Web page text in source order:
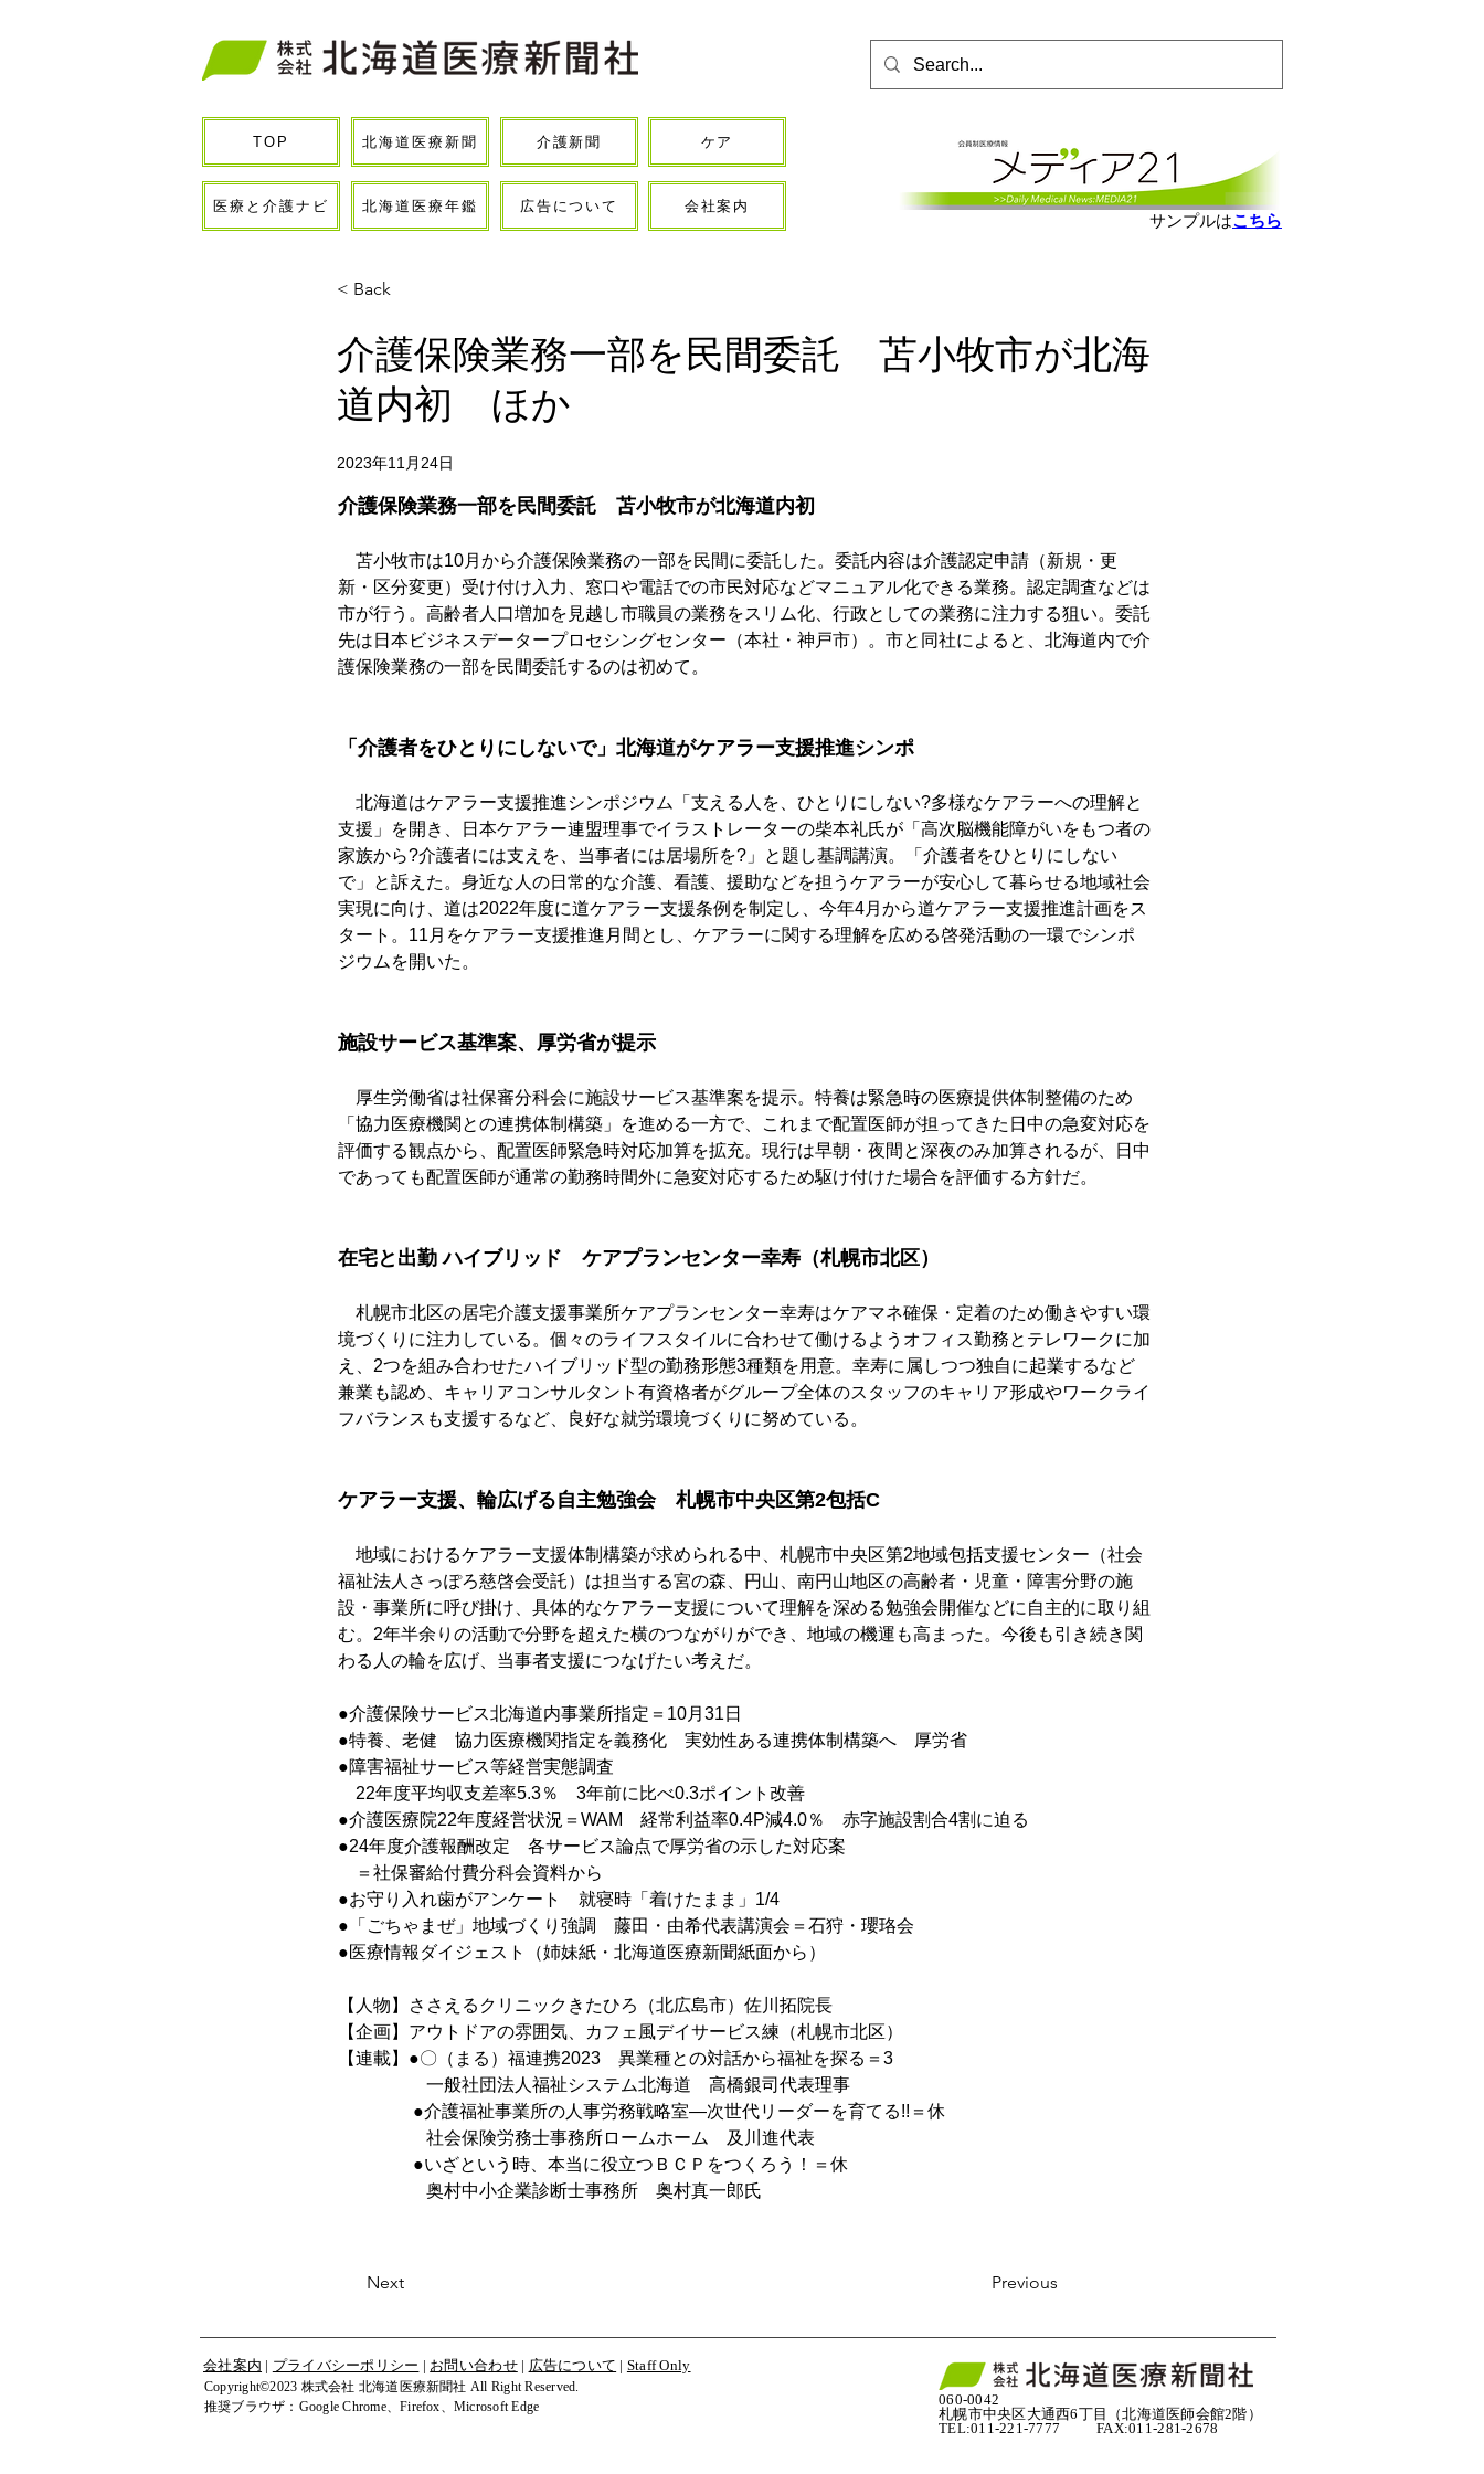
TOP 北海道医療新聞 介護新聞 ケア
医療と介護ナビ 北海道医療年鑑 広告について 会社案内
サンプルはこちら
< Back
介護保険業務一部を民間委託 苫小牧市が北海
道内初 ほか
2023年11月24日
介護保険業務一部を民間委託　苫小牧市が北海道内初
苫小牧市は10月から介護保険業務の一部を民間に委託した。委託内容は介護認定申請（新規・更
新・区分変更）受け付け入力、窓口や電話での市民対応などマニュアル化できる業務。認定調査などは
市が行う。高齢者人口増加を見越し市職員の業務をスリム化、行政としての業務に注力する狙い。委託
先は日本ビジネスデータープロセシングセンター（本社・神戸市）。市と同社によると、北海道内で介
護保険業務の一部を民間委託するのは初めて。
「介護者をひとりにしないで」北海道がケアラー支援推進シンポ
北海道はケアラー支援推進シンポジウム「支える人を、ひとりにしない?多様なケアラーへの理解と
支援」を開き、日本ケアラー連盟理事でイラストレーターの柴本礼氏が「高次脳機能障がいをもつ者の
家族から?介護者には支えを、当事者には居場所を?」と題し基調講演。「介護者をひとりにしない
で」と訴えた。身近な人の日常的な介護、看護、援助などを担うケアラーが安心して暮らせる地域社会
実現に向け、道は2022年度に道ケアラー支援条例を制定し、今年4月から道ケアラー支援推進計画をス
タート。11月をケアラー支援推進月間とし、ケアラーに関する理解を広める啓発活動の一環でシンポ
ジウムを開いた。
施設サービス基準案、厚労省が提示
厚生労働省は社保審分科会に施設サービス基準案を提示。特養は緊急時の医療提供体制整備のため
「協力医療機関との連携体制構築」を進める一方で、これまで配置医師が担ってきた日中の急変対応を
評価する観点から、配置医師緊急時対応加算を拡充。現行は早朝・夜間と深夜のみ加算されるが、日中
であっても配置医師が通常の勤務時間外に急変対応するため駆け付けた場合を評価する方針だ。
在宅と出勤 ハイブリッド　ケアプランセンター幸寿（札幌市北区）
札幌市北区の居宅介護支援事業所ケアプランセンター幸寿はケアマネ確保・定着のため働きやすい環
境づくりに注力している。個々のライフスタイルに合わせて働けるようオフィス勤務とテレワークに加
え、2つを組み合わせたハイブリッド型の勤務形態3種類を用意。幸寿に属しつつ独自に起業するなど
兼業も認め、キャリアコンサルタント有資格者がグループ全体のスタッフのキャリア形成やワークライ
フバランスも支援するなど、良好な就労環境づくりに努めている。
ケアラー支援、輪広げる自主勉強会　札幌市中央区第2包括C
地域におけるケアラー支援体制構築が求められる中、札幌市中央区第2地域包括支援センター（社会
福祉法人さっぽろ慈啓会受託）は担当する宮の森、円山、南円山地区の高齢者・児童・障害分野の施
設・事業所に呼び掛け、具体的なケアラー支援について理解を深める勉強会開催などに自主的に取り組
む。2年半余りの活動で分野を超えた横のつながりができ、地域の機運も高まった。今後も引き続き関
わる人の輪を広げ、当事者支援につなげたい考えだ。
●介護保険サービス北海道内事業所指定＝10月31日
●特養、老健　協力医療機関指定を義務化　実効性ある連携体制構築へ　厚労省
●障害福祉サービス等経営実態調査
22年度平均収支差率5.3％　3年前に比べ0.3ポイント改善
●介護医療院22年度経営状況＝WAM　経常利益率0.4P減4.0％　赤字施設割合4割に迫る
●24年度介護報酬改定　各サービス論点で厚労省の示した対応案
＝社保審給付費分科会資料から
●お守り入れ歯がアンケート　就寝時「着けたまま」1/4
●「ごちゃまぜ」地域づくり強調　藤田・由希代表講演会＝石狩・瓔珞会
●医療情報ダイジェスト（姉妹紙・北海道医療新聞紙面から）
【人物】ささえるクリニックきたひろ（北広島市）佐川拓院長
【企画】アウトドアの雰囲気、カフェ風デイサービス練（札幌市北区）
【連載】●〇（まる）福連携2023　異業種との対話から福祉を探る＝3
一般社団法人福祉システム北海道　高橋銀司代表理事
●介護福祉事業所の人事労務戦略室―次世代リーダーを育てる!!＝休
社会保険労務士事務所ロームホーム　及川進代表
●いざという時、本当に役立つＢＣＰをつくろう！＝休
奥村中小企業診断士事務所　奥村真一郎氏
Next Previous
会社案内 | プライバシーポリシー | お問い合わせ| 広告について | Staff Only
Copyright©2023 株式会社 北海道医療新聞社 All Right Reserved.
​推奨ブラウザ：Google Chrome、Firefox、Microsoft Edge
060-0042
札幌市中央区大通西6丁目（北海道医師会館2階）
TEL:011-221-7777 FAX:011-281-2678